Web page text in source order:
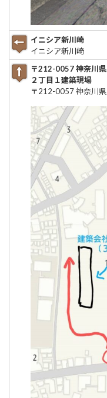
イニシア新川崎
イニシア新川崎
〒212-0057 神奈川
２丁目１建築現場
〒212-0057 神奈川